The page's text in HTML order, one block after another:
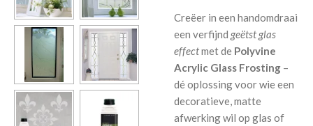
Creëer in een handomdraai
een verfijnd geëtst glas
effectmet de Polyvine
Acrylic Glass Frosting –
dé oplossing voor wie een
decoratieve, matte
afwerking wil op glas of